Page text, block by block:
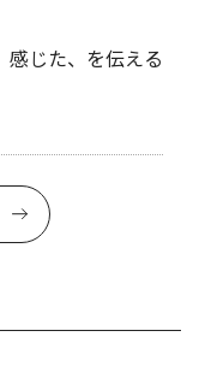
感じた、を伝える